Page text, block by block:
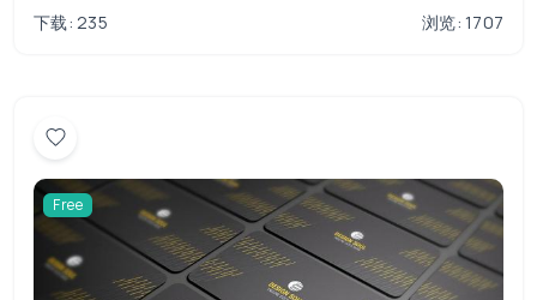
下载: 235 浏览: 1707
Free